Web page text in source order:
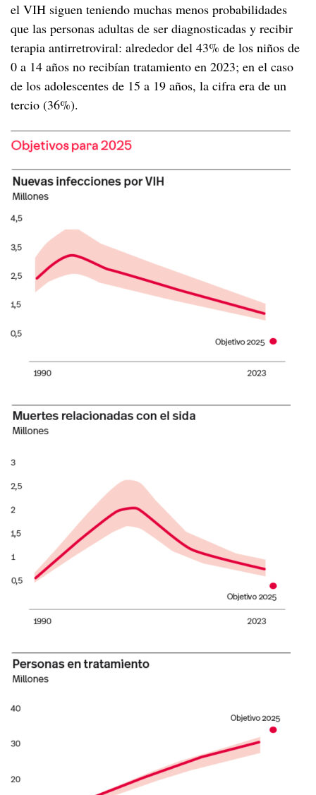
el VIH siguen teniendo muchas menos probabilidades
que las personas adultas de ser diagnosticadas y recibir
terapia antirretroviral: alrededor del 43% de los niños de
0 a 14 años no recibían tratamiento en 2023; en el caso
de los adolescentes de 15 a 19 años, la cifra era de un
tercio (36%).